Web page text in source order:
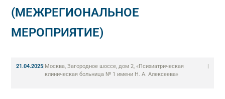
(МЕЖРЕГИОНАЛЬНОЕ
МЕРОПРИЯТИЕ)
21.04.2025|Москва, Загородное шоссе, дом 2, «Психиатрическая
клиническая больница № 1 имени Н. А. Алексеева»
|